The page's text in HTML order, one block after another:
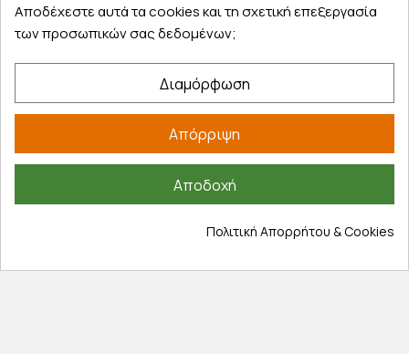
Αποδέχεστε αυτά τα cookies και τη σχετική επεξεργασία
των προσωπικών σας δεδομένων;
Διαμόρφωση
Απόρριψη
Αποδοχή
Πολιτική Απορρήτου & Cookies